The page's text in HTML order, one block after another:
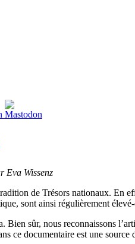
Eva Wissenz
de Trésors nationaux. En
sont ainsi régulièrement
Bien sûr, nous reconnaissons
ce documentaire est une source